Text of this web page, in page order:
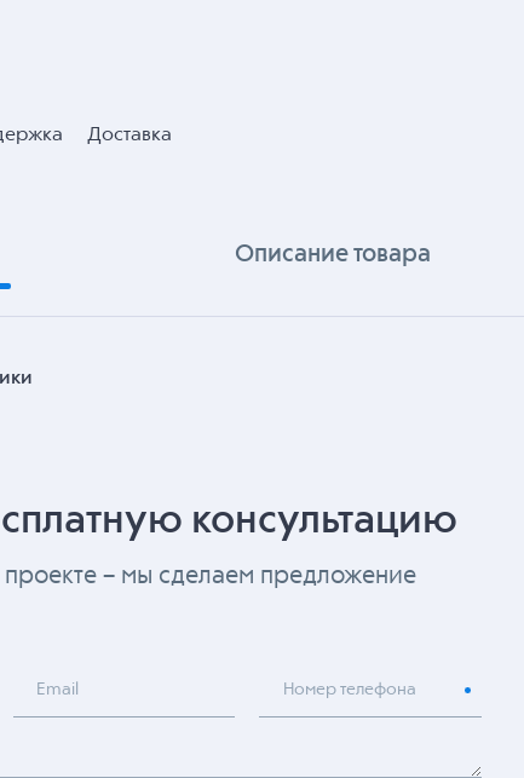
Доставка
Описание товара
консультацию
– мы сделаем предложение
Email Номер телефона